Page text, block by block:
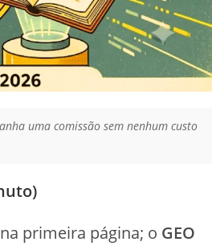
uma comissão sem nenhum custo
primeira página; o GEO